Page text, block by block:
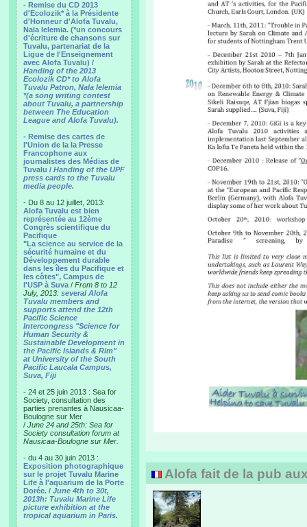
- Remise du CD 2013
d'Ecolozik* à la Présidente
d'Honneur d'Alofa Tuvalu,
Nala Ielemia. (*un concours
d'écriture de chansons sur
Tuvalu, partenariat de la
Ligue de l'Enseignement
avec Alofa Tuvalu) /
Handing of the 2013
Ecolozik CD* to Alofa
Tuvalu Patron, Nala Ielemia
*(a song writing contest
about Tuvalu, a partnership
between The Education
League and Alofa Tuvalu).
- Remise des cartes de
l'Union de la la Presse
Francophone aux
journalistes des Médias de
Tuvalu / Handing of the UPF
press cards to the Tuvalu
media people.
- Du 8 au 12 juillet, 2013:
Alofa Tuvalu est bien
représentée au 12ème
Congrès scientifique du
Pacifique
"La science au service de la
sécurité humaine et du
Développement durable
dans les îles du Pacifique et
les côtes", Campus de
l'USP à Suva / From 8 to 12
July, 2013: several Alofa
Tuvalu members and
supports attend the 12th
Pacific Science
Intercongress "Science for
Human Security &
Sustainable Development in
the Pacific Islands & Rim"
at University of the South
Pacific Laucala Campus,
Suva, Fiji
- 24 et 25 juin 2013 : Sea for
Society, consultation des
parties prenantes à Nausicaa-
Boulogne sur Mer
/ June 24 and 25th: Sea for
Society consultation forum at
Nausicaa-Boulogne sur Mer.
- du 4 au 30 juin 2013 :
Exposition photographique
sur le projet Tuvalu Marine
Life à l'aquarium de la Porte
Dorée. / June 4th to 30t,
2013h: Tuvalu Marine Life
picture exhibition at the
tropical aquarium in Paris.
Alofa fait de la pub